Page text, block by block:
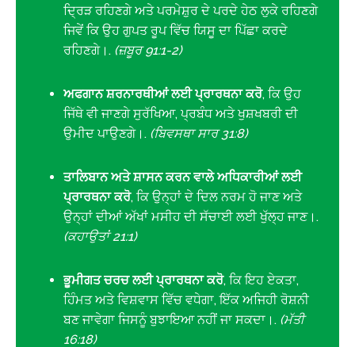
ਦ੍ਰਿੜ ਰਹਿਣਗੇ ਅਤੇ ਪਰਮੇਸ਼ੁਰ ਦੇ ਪਰਦੇ ਹੇਠ ਲੁਕੇ ਰਹਿਣਗੇ
ਜਿਵੇਂ ਕਿ ਉਹ ਗੁਪਤ ਰੂਪ ਵਿੱਚ ਯਿਸੂ ਦਾ ਪਿੱਛਾ ਕਰਦੇ
ਰਹਿਣਗੇ।. (ਜ਼ਬੂਰ 91:1-2)
ਅਫਗਾਨ ਸ਼ਰਨਾਰਥੀਆਂ ਲਈ ਪ੍ਰਾਰਥਨਾ ਕਰੋ, ਕਿ ਉਹ
ਜਿੱਥੇ ਵੀ ਜਾਣਗੇ ਸੁਰੱਖਿਆ, ਪ੍ਰਬੰਧ ਅਤੇ ਖੁਸ਼ਖਬਰੀ ਦੀ
ਉਮੀਦ ਪਾਉਣਗੇ।. (ਬਿਵਸਥਾ ਸਾਰ 31:8)
ਤਾਲਿਬਾਨ ਅਤੇ ਸ਼ਾਸਨ ਕਰਨ ਵਾਲੇ ਅਧਿਕਾਰੀਆਂ ਲਈ
ਪ੍ਰਾਰਥਨਾ ਕਰੋ, ਕਿ ਉਨ੍ਹਾਂ ਦੇ ਦਿਲ ਨਰਮ ਹੋ ਜਾਣ ਅਤੇ
ਉਨ੍ਹਾਂ ਦੀਆਂ ਅੱਖਾਂ ਮਸੀਹ ਦੀ ਸੱਚਾਈ ਲਈ ਖੁੱਲ੍ਹ ਜਾਣ।.
(ਕਹਾਉਤਾਂ 21:1)
ਭੂਮੀਗਤ ਚਰਚ ਲਈ ਪ੍ਰਾਰਥਨਾ ਕਰੋ, ਕਿ ਇਹ ਏਕਤਾ,
ਹਿੰਮਤ ਅਤੇ ਵਿਸ਼ਵਾਸ ਵਿੱਚ ਵਧੇਗਾ, ਇੱਕ ਅਜਿਹੀ ਰੋਸ਼ਨੀ
ਬਣ ਜਾਵੇਗਾ ਜਿਸਨੂੰ ਬੁਝਾਇਆ ਨਹੀਂ ਜਾ ਸਕਦਾ।. (ਮੱਤੀ
16:18)